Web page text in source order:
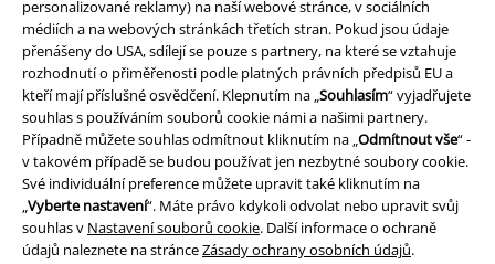
personalizované reklamy) na naší webové stránce, v sociálních
médiích a na webových stránkách třetích stran. Pokud jsou údaje
přenášeny do USA, sdílejí se pouze s partnery, na které se vztahuje
rozhodnutí o přiměřenosti podle platných právních předpisů EU a
kteří mají příslušné osvědčení. Klepnutím na „Souhlasím“ vyjadřujete
souhlas s používáním souborů cookie námi a našimi partnery.
Případně můžete souhlas odmítnout kliknutím na „Odmítnout vše“ -
v takovém případě se budou používat jen nezbytné soubory cookie.
Své individuální preference můžete upravit také kliknutím na
„Vyberte nastavení“. Máte právo kdykoli odvolat nebo upravit svůj
souhlas v Nastavení souborů cookie. Další informace o ochraně
údajů naleznete na stránceZásady ochrany osobních údajů.